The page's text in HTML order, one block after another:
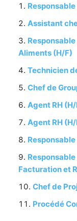
Responsable
Assistant
Aliments (H/F)
Technicien
Chef de
Agent RH
Agent RH
Facturation et
Chef de
Procédé